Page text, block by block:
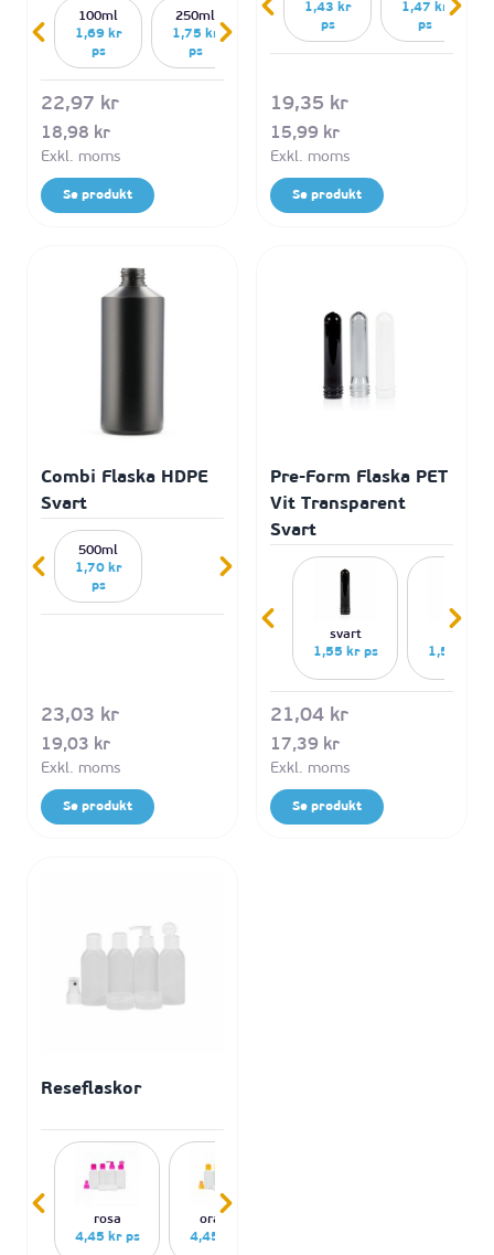
100ml
1,69 kr
ps
250ml
1,75 kr
ps
22,97 kr
18,98 kr
Se produkt
1,43 kr
ps
1,47 kr
ps
19,35 kr
15,99 kr
Se produkt
Combi Flaska HDPE
Svart
500ml
1,70 kr
ps
23,03 kr
19,03 kr
Se produkt
Pre-Form Flaska PET
Vit Transparent
Svart
svart
1,55 kr ps
1,55 kr ps
21,04 kr
17,39 kr
Se produkt
Reseflaskor
rosa
4,45 kr ps
orange
4,45 kr ps